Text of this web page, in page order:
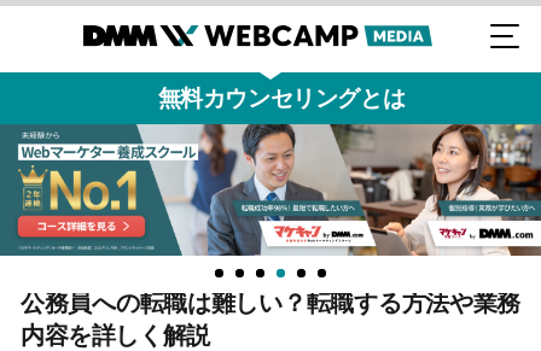
無料カウンセリングとは
公務員への転職は難しい？転職する方法や業務
内容を詳しく解説